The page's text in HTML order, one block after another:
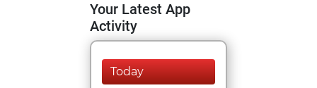
Your Latest App
Activity
Today